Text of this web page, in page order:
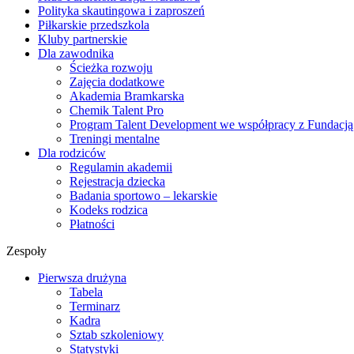
Polityka skautingowa i zaproszeń
Piłkarskie przedszkola
Kluby partnerskie
Dla zawodnika
Ścieżka rozwoju
Zajęcia dodatkowe
Akademia Bramkarska
Chemik Talent Pro
Program Talent Development we współpracy z
Treningi mentalne
Dla rodziców
Regulamin akademii
Rejestracja dziecka
Badania sportowo – lekarskie
Kodeks rodzica
Płatności
Zespoły
Pierwsza drużyna
Tabela
Terminarz
Kadra
Sztab szkoleniowy
Statystyki